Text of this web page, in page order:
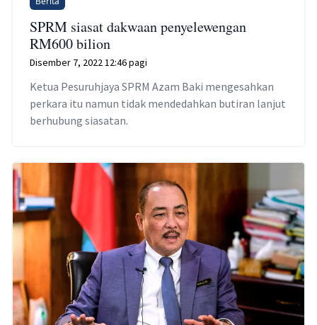
SPRM siasat dakwaan penyelewengan
RM600 bilion
Disember 7, 2022 12:46 pagi
Ketua Pesuruhjaya SPRM Azam Baki mengesahkan
perkara itu namun tidak mendedahkan butiran lanjut
berhubung siasatan.